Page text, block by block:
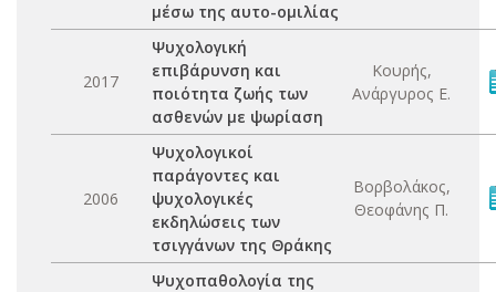
μέσω της αυτο-ομιλίας
2017
Ψυχολογική
επιβάρυνση και
ποιότητα ζωής των
ασθενών με ψωρίαση
Κουρής,
Ανάργυρος Ε.
2006
Ψυχολογικοί
παράγοντες και
ψυχολογικές
εκδηλώσεις των
τσιγγάνων της Θράκης
Βορβολάκος,
Θεοφάνης Π.
Ψυχοπαθολογία της